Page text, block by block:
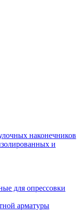
наконечников
и
для опрессовки
арматуры